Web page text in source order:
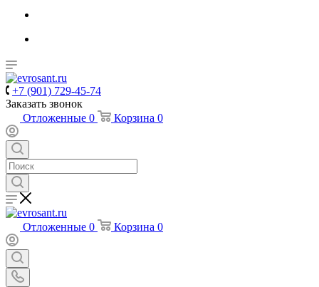
+7 (901) 729-45-74
Заказать звонок
Отложенные 0 Корзина 0
Отложенные 0 Корзина 0